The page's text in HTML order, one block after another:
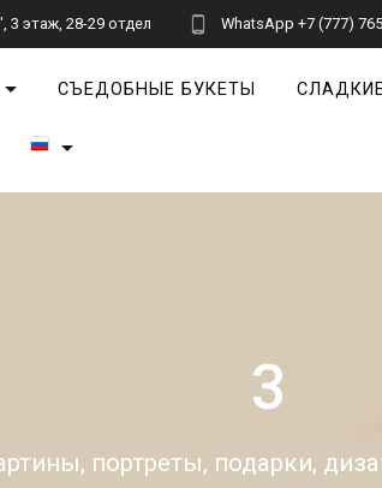
3 этаж, 28-29 отдел WhatsApp +7 (777)
СЪЕДОБНЫЕ БУКЕТЫ
3
портреты, подарки,